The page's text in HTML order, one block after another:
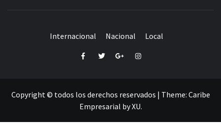
Internacional Nacional Local
FacebookTwitterGoogle+Instagram
Copyright © todos los derechos reservados | Theme: Caribe
Empresarial byXU.